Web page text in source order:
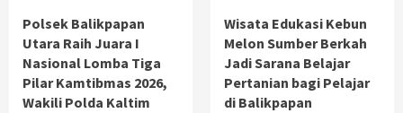
Polsek Balikpapan
Utara Raih Juara I
Nasional Lomba Tiga
Pilar Kamtibmas 2026,
Wakili Polda Kaltim
Wisata Edukasi Kebun
Melon Sumber Berkah
Jadi Sarana Belajar
Pertanian bagi Pelajar
di Balikpapan